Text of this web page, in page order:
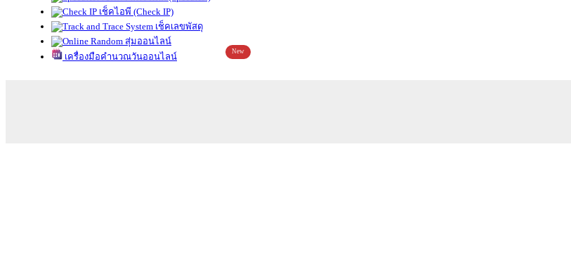
เช็คไอพี (Check IP)
เช็คเลขพัสดุ
สุ่มออนไลน์
เครื่องมือคำนวณวันออนไลน์
New